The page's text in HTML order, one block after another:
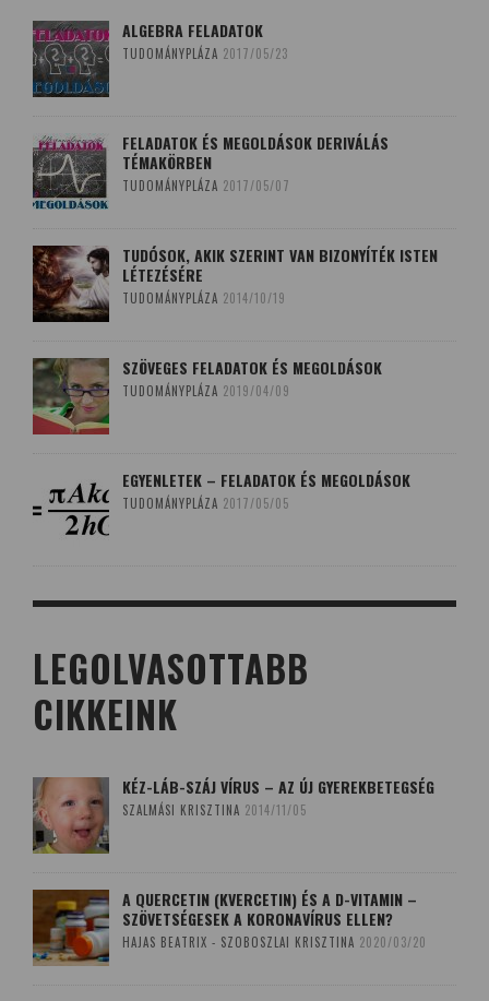
ALGEBRA FELADATOK
TUDOMÁNYPLÁZA 2017/05/23
FELADATOK ÉS MEGOLDÁSOK DERIVÁLÁS
TÉMAKÖRBEN
TUDOMÁNYPLÁZA 2017/05/07
TUDÓSOK, AKIK SZERINT VAN BIZONYÍTÉK ISTEN
LÉTEZÉSÉRE
TUDOMÁNYPLÁZA 2014/10/19
SZÖVEGES FELADATOK ÉS MEGOLDÁSOK
TUDOMÁNYPLÁZA 2019/04/09
EGYENLETEK – FELADATOK ÉS MEGOLDÁSOK
TUDOMÁNYPLÁZA 2017/05/05
LEGOLVASOTTABB
CIKKEINK
KÉZ-LÁB-SZÁJ VÍRUS – AZ ÚJ GYEREKBETEGSÉG
SZALMÁSI KRISZTINA 2014/11/05
A QUERCETIN (KVERCETIN) ÉS A D-VITAMIN –
SZÖVETSÉGESEK A KORONAVÍRUS ELLEN?
HAJAS BEATRIX - SZOBOSZLAI KRISZTINA 2020/03/20